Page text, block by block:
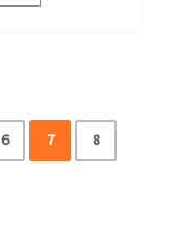
6 7
8